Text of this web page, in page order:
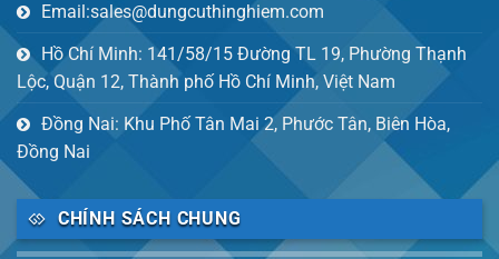
Email:sales@dungcuthinghiem.com
Hồ Chí Minh: 141/58/15 Đường TL 19, Phường Thạnh
Lộc, Quận 12, Thành phố Hồ Chí Minh, Việt Nam
Đồng Nai: Khu Phố Tân Mai 2, Phước Tân, Biên Hòa,
Đồng Nai
CHÍNH SÁCH CHUNG